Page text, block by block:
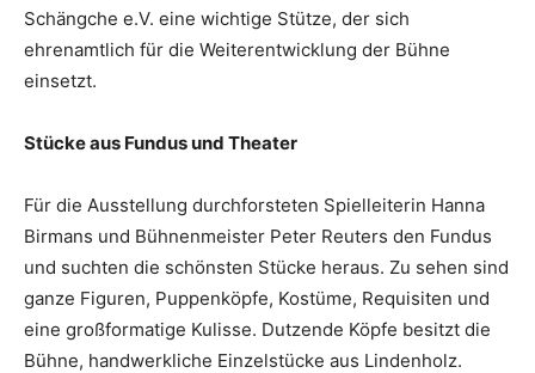
Schängche e.V. eine wichtige Stütze, der sich
ehrenamtlich für die Weiterentwicklung der Bühne
einsetzt.
Stücke aus Fundus und Theater
Für die Ausstellung durchforsteten Spielleiterin Hanna
Birmans und Bühnenmeister Peter Reuters den Fundus
und suchten die schönsten Stücke heraus. Zu sehen sind
ganze Figuren, Puppenköpfe, Kostüme, Requisiten und
eine großformatige Kulisse. Dutzende Köpfe besitzt die
Bühne, handwerkliche Einzelstücke aus Lindenholz.